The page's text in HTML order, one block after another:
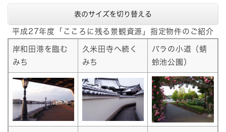
表のサイズを切り替える
平成27年度「こころに残る景観資源」指定物件のご紹介
岸和田港を臨む
みち
久米田寺へ続く
みち
バラの小道（蜻
蛉池公園）